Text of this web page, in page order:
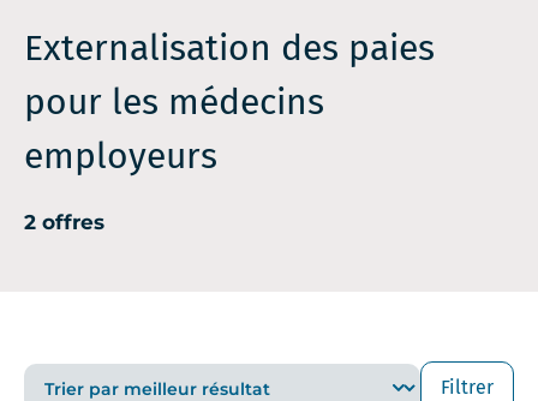
Externalisation des paies
pour les médecins
employeurs
2 offres
Filtrer